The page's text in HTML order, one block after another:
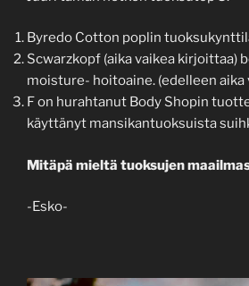
Byredo Cotton poplin
Scwarzkopf (aika vaikea kirjoittaa)
moisture- hoitoaine. (edelleen aika
F on hurahtanut Body Shopin
käyttänyt mansikantuoksuista
Mitäpä mieltä tuoksujen
-Esko-